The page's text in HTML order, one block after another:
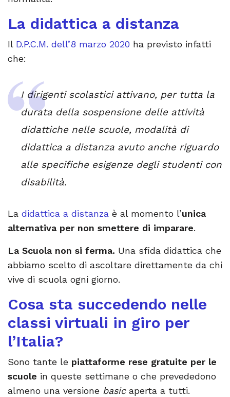
La didattica a distanza
Il D.P.C.M. dell’8 marzo 2020 ha previsto infatti
che:
I dirigenti scolastici attivano, per tutta la
durata della sospensione delle attività
didattiche nelle scuole, modalità di
didattica a distanza avuto anche riguardo
alle specifiche esigenze degli studenti con
disabilità.
La didattica a distanza è al momento l’unica
alternativa per non smettere di imparare.
La Scuola non si ferma. Una sfida didattica che
abbiamo scelto di ascoltare direttamente da chi
vive di scuola ogni giorno.
Cosa sta succedendo nelle
classi virtuali in giro per
l’Italia?
Sono tante le piattaforme rese gratuite per le
scuole in queste settimane o che prevededono
almeno una versione basicaperta a tutti.